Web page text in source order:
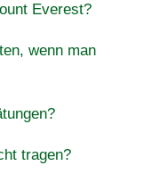
Everest?
wenn man
tragen?